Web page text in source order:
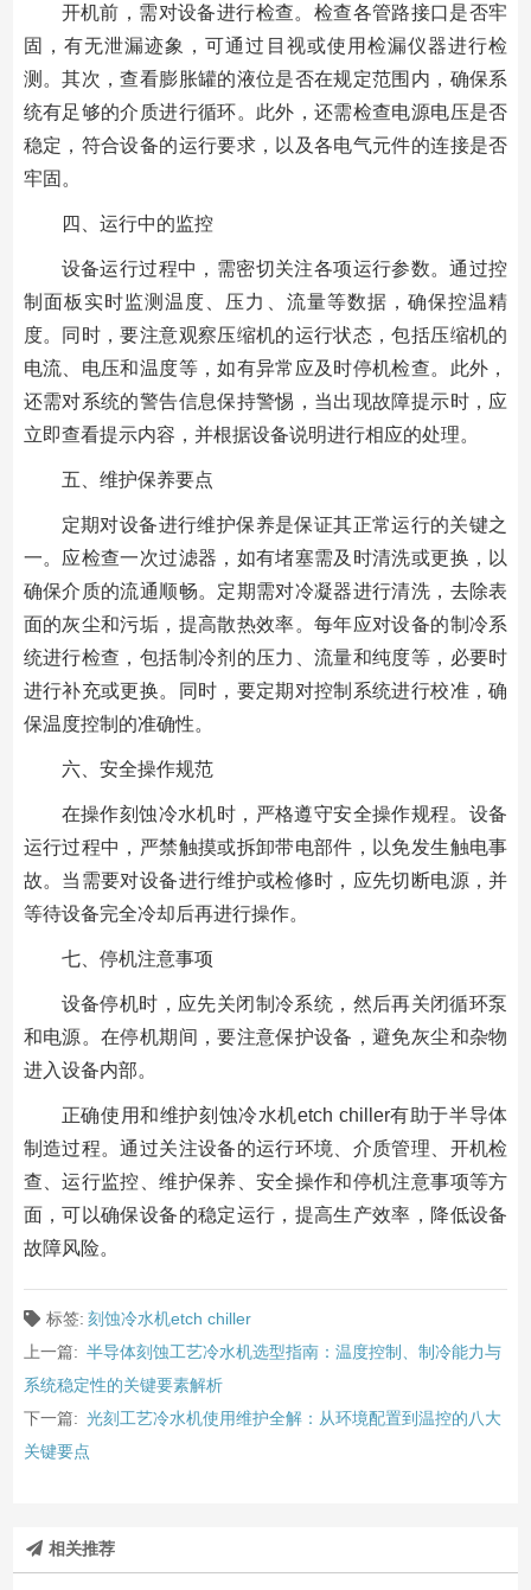
开机前，需对设备进行检查。检查各管路接口是否牢
固，有无泄漏迹象，可通过目视或使用检漏仪器进行检
测。其次，查看膨胀罐的液位是否在规定范围内，确保系
统有足够的介质进行循环。此外，还需检查电源电压是否
稳定，符合设备的运行要求，以及各电气元件的连接是否
牢固。
四、运行中的监控
设备运行过程中，需密切关注各项运行参数。通过控
制面板实时监测温度、压力、流量等数据，确保控温精
度。同时，要注意观察压缩机的运行状态，包括压缩机的
电流、电压和温度等，如有异常应及时停机检查。此外，
还需对系统的警告信息保持警惕，当出现故障提示时，应
立即查看提示内容，并根据设备说明进行相应的处理。
五、维护保养要点
定期对设备进行维护保养是保证其正常运行的关键之
一。应检查一次过滤器，如有堵塞需及时清洗或更换，以
确保介质的流通顺畅。定期需对冷凝器进行清洗，去除表
面的灰尘和污垢，提高散热效率。每年应对设备的制冷系
统进行检查，包括制冷剂的压力、流量和纯度等，必要时
进行补充或更换。同时，要定期对控制系统进行校准，确
保温度控制的准确性。
六、安全操作规范
在操作刻蚀冷水机时，严格遵守安全操作规程。设备
运行过程中，严禁触摸或拆卸带电部件，以免发生触电事
故。当需要对设备进行维护或检修时，应先切断电源，并
等待设备完全冷却后再进行操作。
七、停机注意事项
设备停机时，应先关闭制冷系统，然后再关闭循环泵
和电源。在停机期间，要注意保护设备，避免灰尘和杂物
进入设备内部。
正确使用和维护刻蚀冷水机etch chiller有助于半导体
制造过程。通过关注设备的运行环境、介质管理、开机检
查、运行监控、维护保养、安全操作和停机注意事项等方
面，可以确保设备的稳定运行，提高生产效率，降低设备
故障风险。
标签: 刻蚀冷水机etch chiller
上一篇: 半导体刻蚀工艺冷水机选型指南：温度控制、制冷能力与
系统稳定性的关键要素解析
下一篇: 光刻工艺冷水机使用维护全解：从环境配置到温控的八大
关键要点
相关推荐